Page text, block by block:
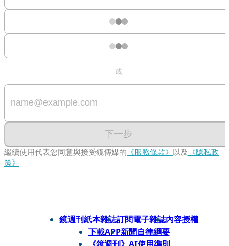
或
下一步
繼續使用代表您同意與接受鏡傳媒的 《服務條款》 以及 《隱私政
策》
鏡週刊紙本雜誌訂閱電子雜誌內容授權
下載APP新聞自律綱要